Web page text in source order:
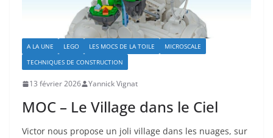
A LA UNE LEGO LES MOCS DE LA TOILE
MICROSCALE
TECHNIQUES DE CONSTRUCTION
13 février 2026 Yannick Vignat
MOC – Le Village dans le Ciel
Victor nous propose un joli village dans les nuages, sur